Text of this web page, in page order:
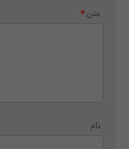
متن
نام